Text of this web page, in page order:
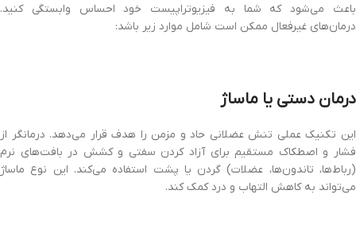
باعث می‌شود که شما به فیزیوتراپیست خود احساس وابستگی کنید.
درمان‌های غیرفعال ممکن است شامل موارد زیر باشد:
درمان دستی یا ماساژ
این تکنیک عملی تنش عضلانی حاد و مزمن را هدف قرار می‌دهد. درمانگر از
فشار و اصطکاک مستقیم برای آزاد کردن سفتی و کشش در بافت‌های نرم
(رباط‌ها، تاندون‌ها، عضلات) گردن یا پشت استفاده می‌کند. این نوع ماساژ
می‌تواند به کاهش التهاب و درد کمک کند.